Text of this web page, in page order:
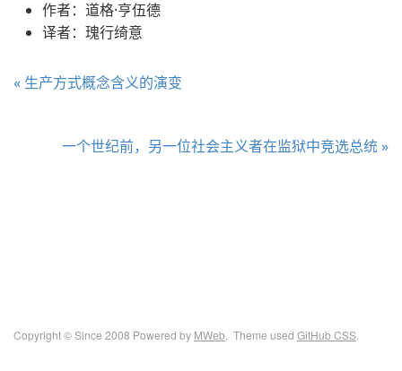
作者：道格·亨伍德
译者：瑰行绮意
« 生产方式概念含义的演变
一个世纪前，另一位社会主义者在监狱中竞选总统 »
Copyright © Since 2008 Powered by MWeb, Theme used GitHub CSS.